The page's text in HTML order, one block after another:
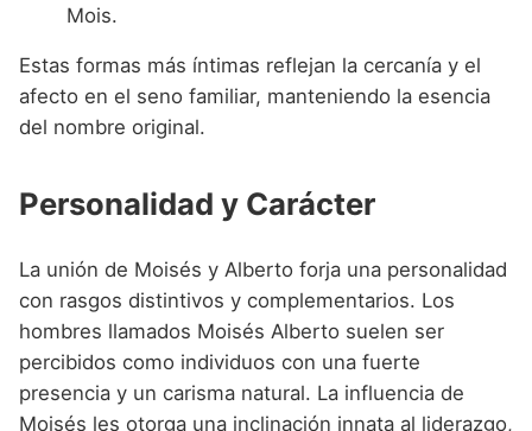
Mois.
Estas formas más íntimas reflejan la cercanía y el
afecto en el seno familiar, manteniendo la esencia
del nombre original.
Personalidad y Carácter
La unión de Moisés y Alberto forja una personalidad
con rasgos distintivos y complementarios. Los
hombres llamados Moisés Alberto suelen ser
percibidos como individuos con una fuerte
presencia y un carisma natural. La influencia de
Moisés les otorga una inclinación innata al liderazgo,